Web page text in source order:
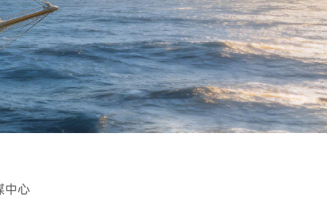
中心